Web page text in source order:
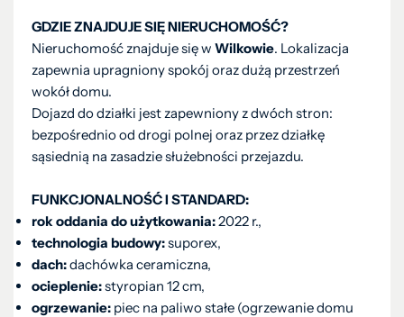
GDZIE ZNAJDUJE SIĘ NIERUCHOMOŚĆ?
Nieruchomość znajduje się w Wilkowie. Lokalizacja
zapewnia upragniony spokój oraz dużą przestrzeń
wokół domu.
Dojazd do działki jest zapewniony z dwóch stron:
bezpośrednio od drogi polnej oraz przez działkę
sąsiednią na zasadzie służebności przejazdu.
FUNKCJONALNOŚĆ I STANDARD:
rok oddania do użytkowania:2022 r.,
technologia budowy:suporex,
dach:dachówka ceramiczna,
ocieplenie:styropian 12 cm,
ogrzewanie: piec na paliwo stałe (ogrzewanie domu